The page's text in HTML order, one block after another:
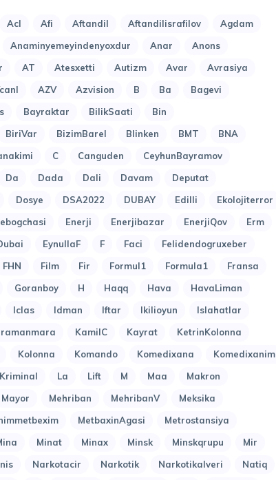
Acl Afi Aftandil Aftandilisrafilov
Agdam
Anaminyemeyindenyoxdur Anar
Anons
AT Atesxetti Autizm Avar
Avrasiya
AZV Azvision B Ba
Bagevi
Bayraktar BilikSaati
Bin
BiriVar BizimBarel Blinken BMT
BNA
C Canguden
CeyhunBayramov
Da Dada Dali Davam
Deputat
Dosye DSA2022 DUBAY Edilli
Ekolojiterror
Enerji Enerjibazar EnerjiQov
Erm
EynullaF F Faci
Felidendogruxeber
FHN Film Fir Formul1 Formula1
Fransa
Goranboy H Haqq Hava
HavaLiman
Iclas Idman Iftar Ikilioyun
Islahatlar
KamilC Kayrat
KetrinKolonna
Kolonna Komando Komedixana
Komedixanim
Kriminal La Lift M Maa
Makron
Mayor Mehriban MehribanV
Meksika
MetbaxinAgasi
Metrostansiya
Minat Minax Minsk Minskqrupu
Mir
Narkotacir Narkotik Narkotikalveri
Natiq